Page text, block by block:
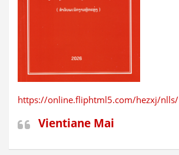
https://online.fliphtml5.com/hezxj/nlls/
Vientiane Mai